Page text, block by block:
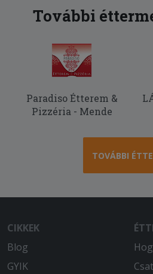
További
Paradiso Étterem &
Pizzéria - Mende
TOVÁBBI
CIKKEK
Blog
GYIK